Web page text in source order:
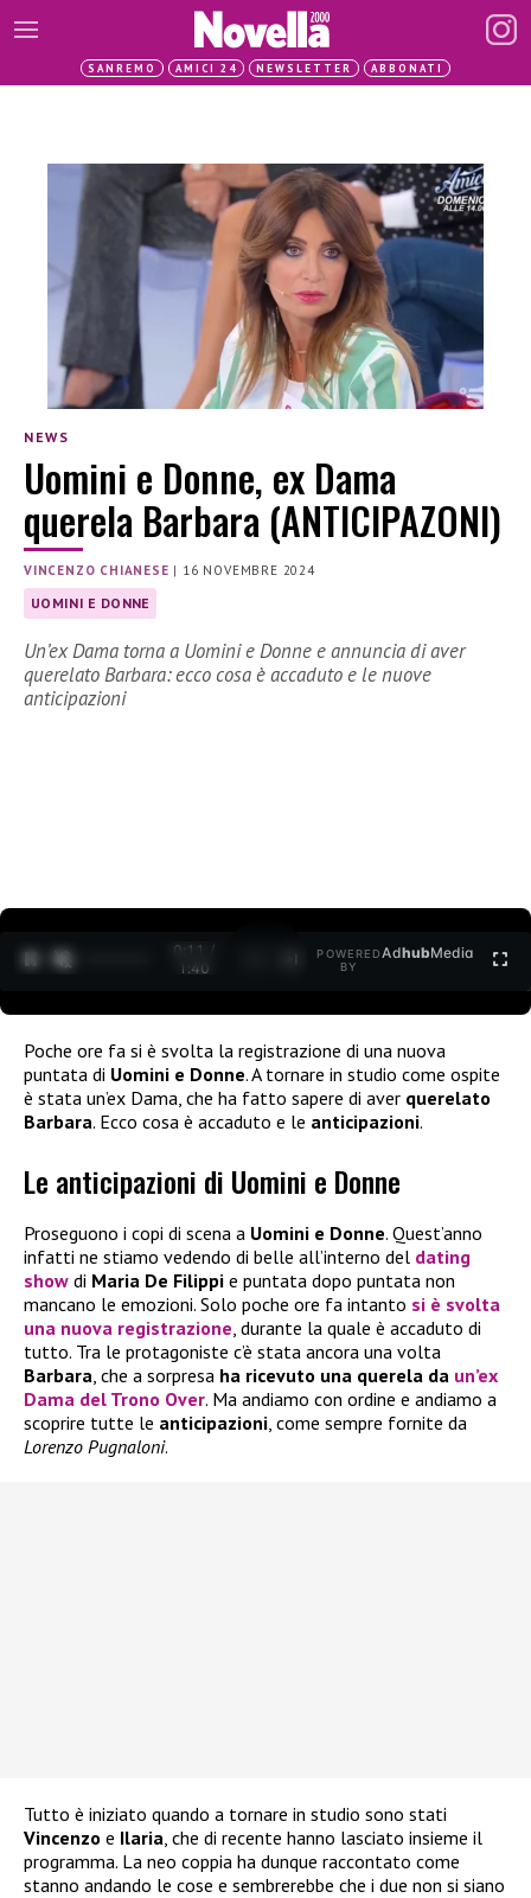
SANREMO AMICI 24 NEWSLETTER ABBONATI
NEWS
Uomini e Donne, ex Dama
querela Barbara (ANTICIPAZONI)
VINCENZO CHIANESE | 16 NOVEMBRE 2024
UOMINI E DONNE
Un’ex Dama torna a Uomini e Donne e annuncia di aver
querelato Barbara: ecco cosa è accaduto e le nuove
anticipazioni
0:12 /
1:40
POWERED
BY
AdhubMedia
Poche ore fa si è svolta la registrazione di una nuova
puntata di Uomini e Donne. A tornare in studio come ospite
è stata un’ex Dama, che ha fatto sapere di aver querelato
Barbara. Ecco cosa è accaduto e le anticipazioni.
Le anticipazioni di Uomini e Donne
Proseguono i copi di scena a Uomini e Donne. Quest’anno
infatti ne stiamo vedendo di belle all’interno del dating
show di Maria De Filippi e puntata dopo puntata non
mancano le emozioni. Solo poche ore fa intanto si è svolta
una nuova registrazione, durante la quale è accaduto di
tutto. Tra le protagoniste c’è stata ancora una volta
Barbara, che a sorpresa ha ricevuto una querela da un’ex
Dama del Trono Over. Ma andiamo con ordine e andiamo a
scoprire tutte le anticipazioni, come sempre fornite da
Lorenzo Pugnaloni.
Tutto è iniziato quando a tornare in studio sono stati
Vincenzo e Ilaria, che di recente hanno lasciato insieme il
programma. La neo coppia ha dunque raccontato come
stanno andando le cose e sembrerebbe che i due non si siano